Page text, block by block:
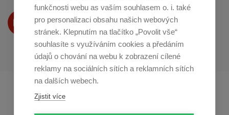
Produkty Vám představujeme
na Youtube
Profikuchar.sk
funkčnosti webu as vaším souhlasem o. i. také
pro personalizaci obsahu našich webových
stránek. Klepnutím na tlačítko „Povolit vše“
souhlasíte s využíváním cookies a předáním
údajů o chování na webu k zobrazení cílené
reklamy na sociálních sítích a reklamních sítích
na dalších webech.
Zjistit více